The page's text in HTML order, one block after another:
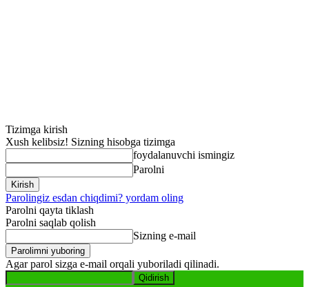
Tizimga kirish
Xush kelibsiz! Sizning hisobga tizimga
foydalanuvchi ismingiz
Parolni
Parolingiz esdan chiqdimi? yordam oling
Parolni qayta tiklash
Parolni saqlab qolish
Sizning e-mail
Agar parol sizga e-mail orqali yuboriladi qilinadi.